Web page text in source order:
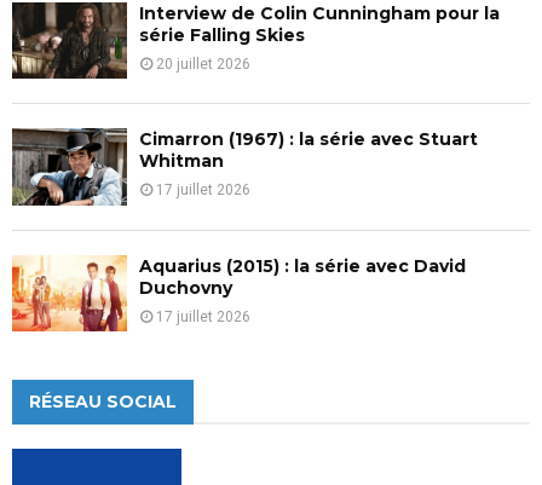
Interview de Colin Cunningham pour la
série Falling Skies
20 juillet 2026
Cimarron (1967) : la série avec Stuart
Whitman
17 juillet 2026
Aquarius (2015) : la série avec David
Duchovny
17 juillet 2026
RÉSEAU SOCIAL